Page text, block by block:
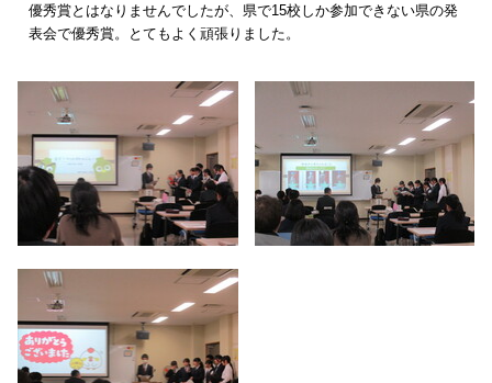
優秀賞とはなりませんでしたが、県で15校しか参加できない県の発
表会で優秀賞。とてもよく頑張りました。